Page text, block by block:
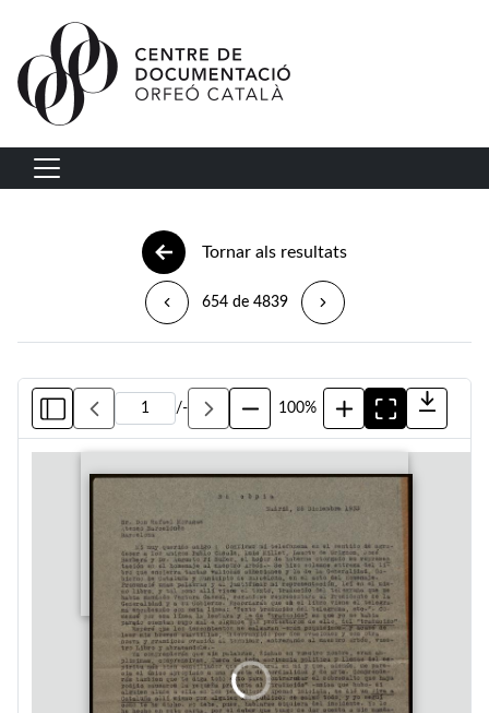
Vés al contingut
Navegació principal
Tornar als resultats
654 de 4839
/- 100%